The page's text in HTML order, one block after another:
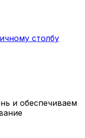
столбу
и обеспечиваем